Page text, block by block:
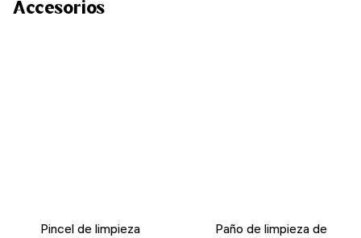
Accesorios
Pincel de limpieza
Paño de limpieza de